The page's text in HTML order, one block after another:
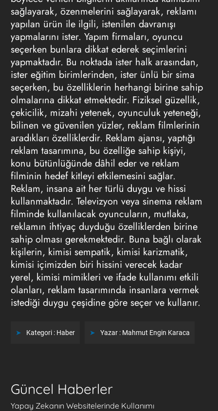
sağlayarak, özenmelerini sağlayarak, reklamı
yapılan ürün ile ilgili, istenilen davranışı
yapmalarını ister. Yapım firmaları, oyuncu
seçerken bunlara dikkat ederek seçimlerini
yapmaktadır. Bu noktada ister halk arasından,
ister eğitim birimlerinden, ister ünlü bir sima
seçerken, bu özelliklerin herhangi birine sahip
olmalarına dikkat etmektedir. Fiziksel güzellik,
çekicilik, mizahi yetenek, oyunculuk yeteneği,
bilinen ve güvenilen yüzler, reklam filmlerinin
aradıkları özelliklerdir. Reklam ajansı, yaptığı
reklam tasarımına, bu özelliğe sahip kişiyi,
konu bütünlüğünde dâhil eder ve reklam
filminin hedef kitleyi etkilemesini sağlar.
Reklam, insana ait her türlü duygu ve hissi
kullanmaktadır. Televizyon veya sinema reklam
filminde kullanılacak oyuncuların, mutlaka,
reklamın ihtiyaç duyduğu özelliklerden birine
sahip olması gerekmektedir. Buna bağlı olarak
kişilerin, kimisi sempatik, kimisi karizmatik,
kimisi içimizden biri hissini verecek kadar
yerel, kimisi mimikleri ve ifade kullanımı etkili
olanları, reklam tasarımında insanlara vermek
istediği duygu çeşidine göre seçer ve kullanır.
Kategori : Haber Yazar : Mahmut Engin Karaca
Güncel Haberler
Yapay Zekanın Websitelerinde Kullanımı